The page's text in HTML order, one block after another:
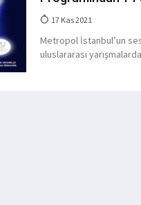
17 Kas 2021
Metropol İstanbul’un
uluslararası